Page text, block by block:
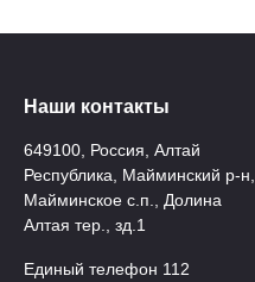
Наши контакты
649100, Россия, Алтай
Республика, Майминский р-н,
Майминское с.п., Долина
Алтая тер., зд.1
Единый телефон 112